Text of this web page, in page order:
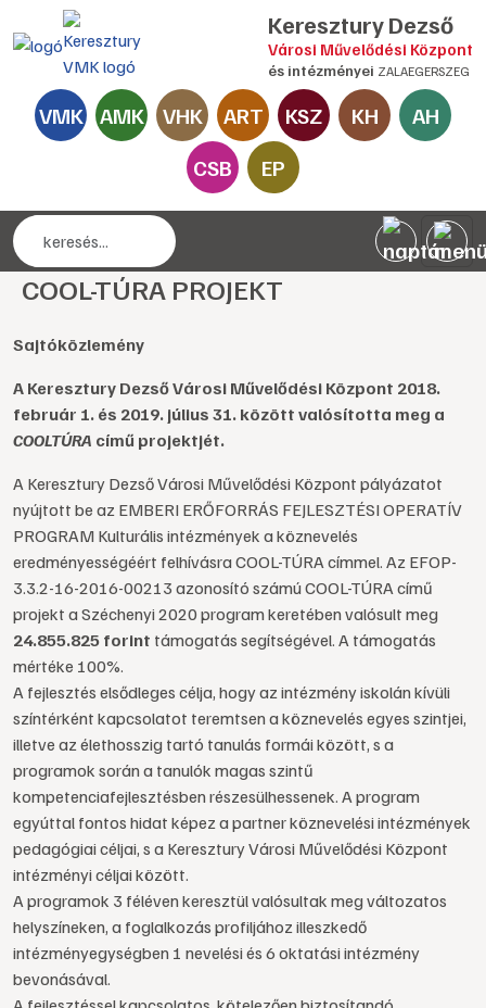
Keresztury Dezső
Városi Művelődési Központ
és intézményei ZALAEGERSZEG
VMK AMK VHK ART KSZ KH
AH
CSB
EP
COOL-TÚRA PROJEKT
Sajtóközlemény
A Keresztury Dezső Városi Művelődési Központ 2018.
február 1. és 2019. július 31. között valósította meg a
COOLTÚRA című projektjét.
A Keresztury Dezső Városi Művelődési Központ pályázatot
nyújtott be az EMBERI ERŐFORRÁS FEJLESZTÉSI OPERATÍV
PROGRAM Kulturális intézmények a köznevelés
eredményességéért felhívásra COOL-TÚRA címmel. Az EFOP-
3.3.2-16-2016-00213 azonosító számú COOL-TÚRA című
projekt a Széchenyi 2020 program keretében valósult meg
24.855.825 forint támogatás segítségével. A támogatás
mértéke 100%.
A fejlesztés elsődleges célja, hogy az intézmény iskolán kívüli
színtérként kapcsolatot teremtsen a köznevelés egyes szintjei,
illetve az élethosszig tartó tanulás formái között, s a
programok során a tanulók magas szintű
kompetenciafejlesztésben részesülhessenek. A program
egyúttal fontos hidat képez a partner köznevelési intézmények
pedagógiai céljai, s a Keresztury Városi Művelődési Központ
intézményi céljai között.
A programok 3 féléven keresztül valósultak meg változatos
helyszíneken, a foglalkozás profiljához illeszkedő
intézményegységben 1 nevelési és 6 oktatási intézmény
bevonásával.